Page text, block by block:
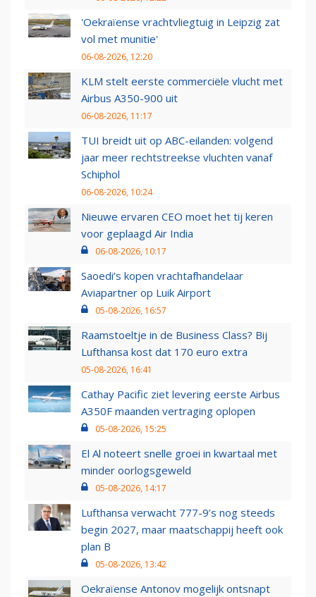
'Oekraïense vrachtvliegtuig in Leipzig zat
vol met munitie'
06-08-2026, 12:20
KLM stelt eerste commerciële vlucht met
Airbus A350-900 uit
06-08-2026, 11:17
TUI breidt uit op ABC-eilanden: volgend
jaar meer rechtstreekse vluchten vanaf
Schiphol
06-08-2026, 10:24
Nieuwe ervaren CEO moet het tij keren
voor geplaagd Air India
06-08-2026, 10:17
Saoedi’s kopen vrachtafhandelaar
Aviapartner op Luik Airport
05-08-2026, 16:57
Raamstoeltje in de Business Class? Bij
Lufthansa kost dat 170 euro extra
05-08-2026, 16:41
Cathay Pacific ziet levering eerste Airbus
A350F maanden vertraging oplopen
05-08-2026, 15:25
El Al noteert snelle groei in kwartaal met
minder oorlogsgeweld
05-08-2026, 14:17
Lufthansa verwacht 777-9’s nog steeds
begin 2027, maar maatschappij heeft ook
plan B
05-08-2026, 13:42
Oekraïense Antonov mogelijk ontsnapt